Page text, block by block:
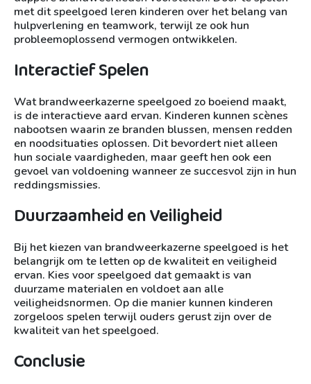
met dit speelgoed leren kinderen over het belang van
hulpverlening en teamwork, terwijl ze ook hun
probleemoplossend vermogen ontwikkelen.
Interactief Spelen
Wat brandweerkazerne speelgoed zo boeiend maakt,
is de interactieve aard ervan. Kinderen kunnen scènes
nabootsen waarin ze branden blussen, mensen redden
en noodsituaties oplossen. Dit bevordert niet alleen
hun sociale vaardigheden, maar geeft hen ook een
gevoel van voldoening wanneer ze succesvol zijn in hun
reddingsmissies.
Duurzaamheid en Veiligheid
Bij het kiezen van brandweerkazerne speelgoed is het
belangrijk om te letten op de kwaliteit en veiligheid
ervan. Kies voor speelgoed dat gemaakt is van
duurzame materialen en voldoet aan alle
veiligheidsnormen. Op die manier kunnen kinderen
zorgeloos spelen terwijl ouders gerust zijn over de
kwaliteit van het speelgoed.
Conclusie